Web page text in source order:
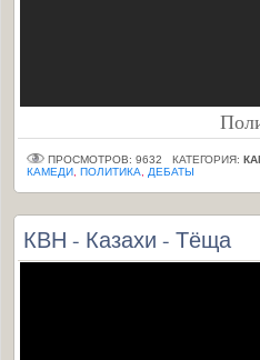
ПРОСМОТРОВ: 9632 КАТЕГОРИЯ:
КАМЕДИ ПОЛИТИКА ДЕБАТЫ
КВН - Казахи - Тёща